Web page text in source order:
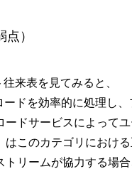
）
来表を見てみると、
ードを効率的に処理し、
ードサービスによって
はこのカテゴリにおけ
トリームが協力する場